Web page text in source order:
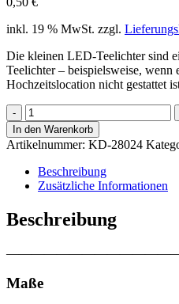
inkl. 19 % MwSt. zzgl.
Die kleinen LED-Teelichter sind
Teelichter – beispielsweise, wenn
Hochzeitslocation nicht gestattet
LED-
Teelicht
Menge
In den Warenkorb
Artikelnummer: KD-28024
Beschreibung
Zusätzliche Informationen
Beschreibung
Maße